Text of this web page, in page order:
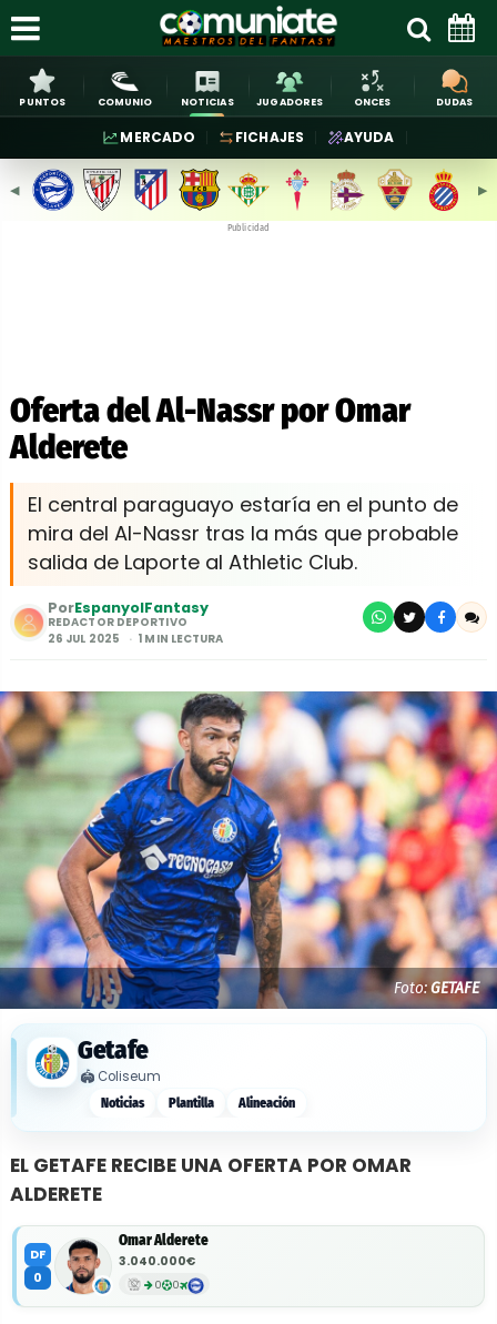
PUNTOS COMUNIO NOTICIAS JUGADORES ONCES DUDAS
MERCADO FICHAJES AYUDA
◀︎ ▶︎
Publicidad
Oferta del Al-Nassr por Omar
Alderete
El central paraguayo estaría en el punto de
mira del Al-Nassr tras la más que probable
salida de Laporte al Athletic Club.
PorEspanyolFantasy
REDACTOR DEPORTIVO
26 JUL 2025
1 MIN LECTURA
Foto:GETAFE
Getafe
🏟️ Coliseum
Noticias Plantilla Alineación
EL GETAFE RECIBE UNA OFERTA POR OMAR
ALDERETE
DF
0
Omar Alderete
3.040.000€
0 0